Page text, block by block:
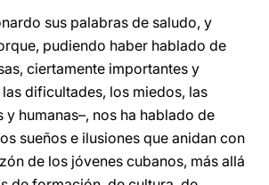
sus palabras de saludo, y
pudiendo haber hablado de
ciertamente importantes y
dificultades, los miedos, las
y humanas–, nos ha hablado de
sueños e ilusiones que anidan con
de los jóvenes cubanos, más allá